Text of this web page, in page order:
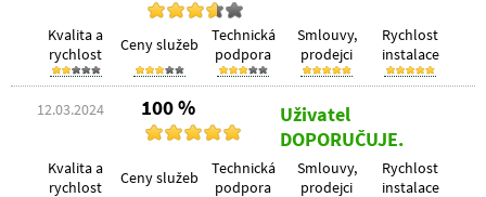
Kvalita a
rychlost
Ceny služeb
Technická
podpora
Smlouvy,
prodejci
Rychlost
instalace
12.03.2024 100 %
Uživatel
DOPORUČUJE.
Kvalita a
rychlost
Ceny služeb
Technická
podpora
Smlouvy,
prodejci
Rychlost
instalace